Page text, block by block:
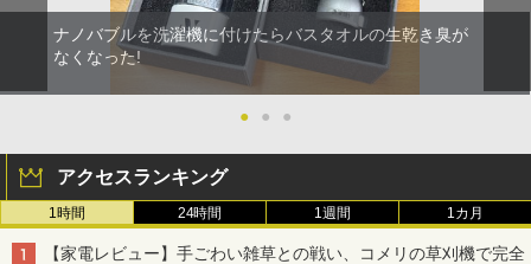
ナノバブルを洗濯機に付けたらバスタオルの生乾き臭が
なくなった!
● ● ●
アクセスランキング
1時間 24時間 1週間 1カ月
【家電レビュー】手ごわい雑草との戦い、コメリの草刈機で完全